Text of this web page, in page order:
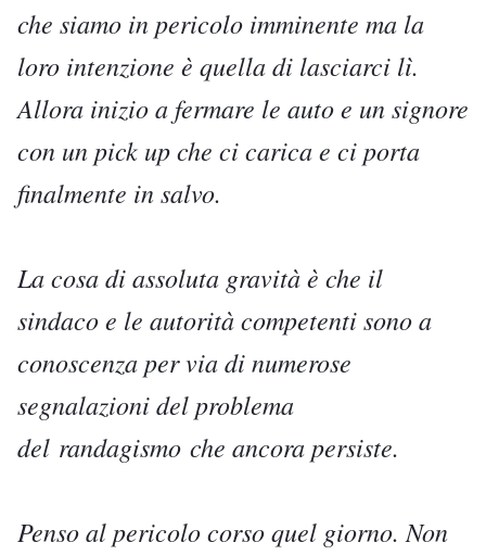
che siamo in pericolo imminente ma la
loro intenzione è quella di lasciarci lì.
Allora inizio a fermare le auto e un signore
con un pick up che ci carica e ci porta
finalmente in salvo.
La cosa di assoluta gravità è che il
sindaco e le autorità competenti sono a
conoscenza per via di numerose
segnalazioni del problema
del randagismo che ancora persiste.
Penso al pericolo corso quel giorno. Non